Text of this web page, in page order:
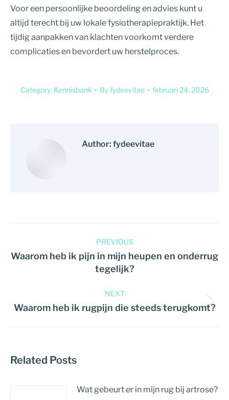
Voor een persoonlijke beoordeling en advies kunt u
altijd terecht bij uw lokale fysiotherapiepraktijk. Het
tijdig aanpakken van klachten voorkomt verdere
complicaties en bevordert uw herstelproces.
Category: Kennisbank Byfydeevitae februari 24, 2026
Author: fydeevitae
PREVIOUS
Waarom heb ik pijn in mijn heupen en onderrug
tegelijk?
NEXT
Waarom heb ik rugpijn die steeds terugkomt?
Related Posts
Wat gebeurt er in mijn rug bij artrose?